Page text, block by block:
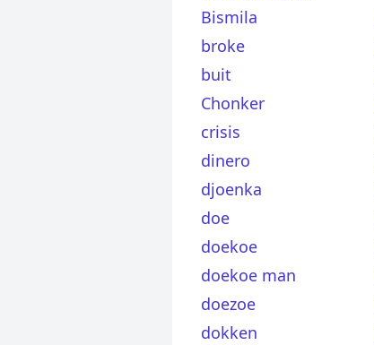
Bismila
broke
buit
Chonker
crisis
dinero
djoenka
doe
doekoe
doekoe man
doezoe
dokken